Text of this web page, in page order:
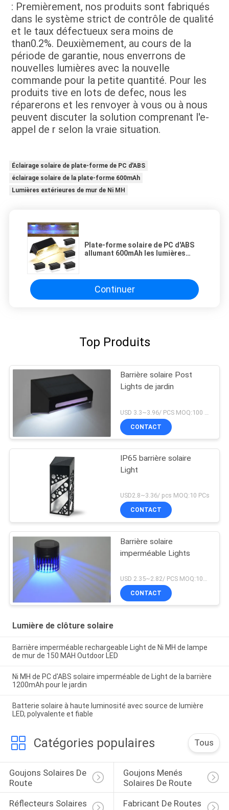
: Premièrement, nos produits sont fabriqués
dans le système strict de contrôle de qualité
et le taux défectueux sera moins de
than0.2%. Deuxièmement, au cours de la
période de garantie, nous enverrons de
nouvelles lumières avec la nouvelle
commande pour la petite quantité. Pour les
produits tive en lots de defec, nous les
réparerons et les renvoyer à vous ou à nous
peuvent discuter la solution comprenant l'e-
appel de r selon la vraie situation.
Éclairage solaire de plate-forme de PC d'ABS
éclairage solaire de la plate-forme 600mAh
Lumières extérieures de mur de Ni MH
Plate-forme solaire de PC d'ABS
allumant 600mAh les lumières
Continuer
Top Produits
Barrière solaire Post
Lights de jardin
CONTACT
IP65 barrière solaire
Light
USD2.8~3.36/ pcs MOQ:10 PCs
CONTACT
Barrière solaire
imperméable Lights
USD 2.35~2.82/ PCS MOQ:10pcs
CONTACT
Lumière de clôture solaire
Barrière imperméable rechargeable Light de Ni MH de lampe
de mur de 150 MAH Outdoor LED
Ni MH de PC d'ABS solaire imperméable de Light de la barrière
1200mAh pour le jardin
Batterie solaire à haute luminosité avec source de lumière
LED, polyvalente et fiable
Catégories populaires Tous
Goujons Solaires De
Route
Goujons Menés
Solaires De Route
Réflecteurs Solaires
Fabricant De Routes